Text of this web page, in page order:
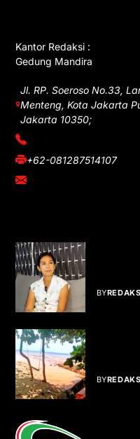
Kantor Redaksi :
Gedung Mandira
Jl. RP. Soeroso No.33,
Menteng, Kota Jakarta
Jakarta 10350;
(021) 3908026
+62-081287514107
adm@iawnews.com
BY
BY